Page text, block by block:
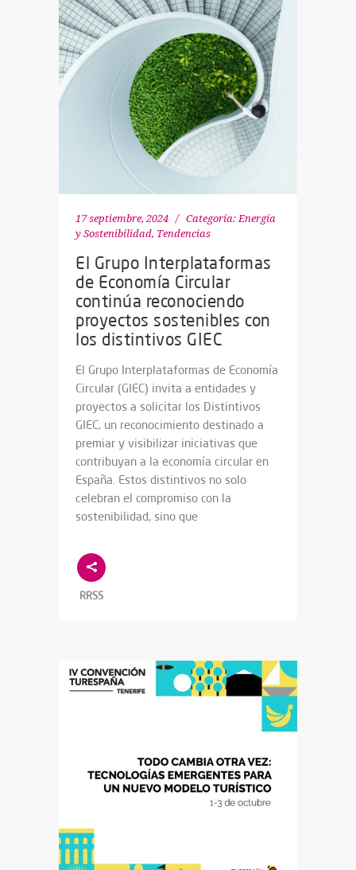
17 septiembre, 2024 Categoría: Energía
y Sostenibilidad, Tendencias
El Grupo Interplataformas
de Economía Circular
continúa reconociendo
proyectos sostenibles con
los distintivos GIEC
El Grupo Interplataformas de Economía
Circular (GIEC) invita a entidades y
proyectos a solicitar los Distintivos
GIEC, un reconocimiento destinado a
premiar y visibilizar iniciativas que
contribuyan a la economía circular en
España. Estos distintivos no solo
celebran el compromiso con la
sostenibilidad, sino que
RRSS